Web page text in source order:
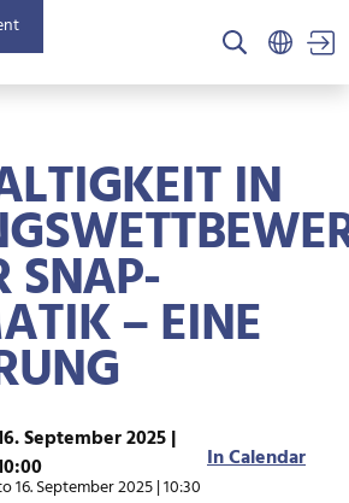
IN
SNAP-
– EINE
September 2025 |
16. September 2025 | 10:30
In Calendar